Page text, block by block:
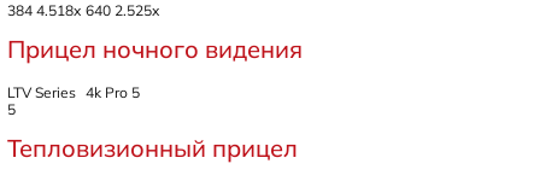
384 4.518x 640 2.525x
Прицел ночного видения
LTV Series
5
4k Pro 5
Тепловизионный прицел